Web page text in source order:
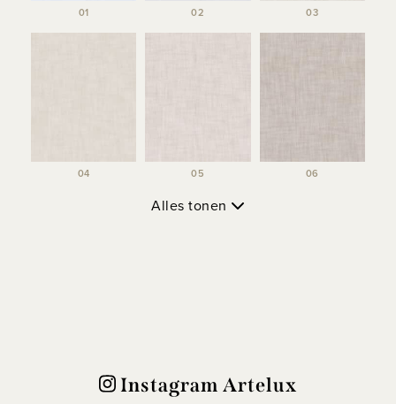
01 02 03
04 05 06
Alles tonen
Instagram Artelux